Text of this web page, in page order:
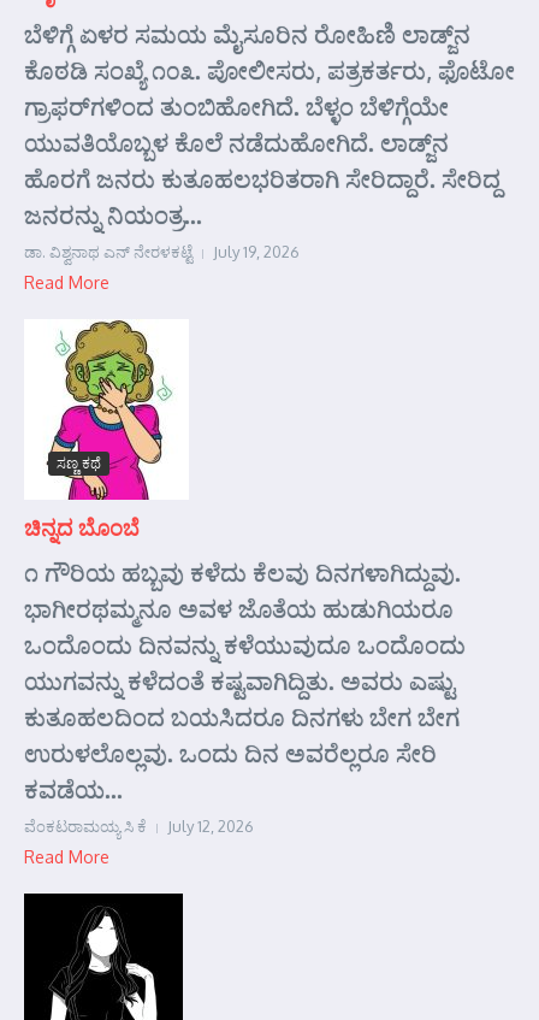
ಬೆಳಿಗ್ಗೆ ಏಳರ ಸಮಯ ಮೈಸೂರಿನ ರೋಹಿಣಿ ಲಾಡ್ಜ್‌ನ
ಕೊಠಡಿ ಸಂಖ್ಯೆ ೧೦೩. ಪೋಲೀಸರು, ಪತ್ರಕರ್ತರು, ಫೊಟೋ
ಗ್ರಾಫರ್‌ಗಳಿಂದ ತುಂಬಿಹೋಗಿದೆ. ಬೆಳ್ಳಂ ಬೆಳಿಗ್ಗೆಯೇ
ಯುವತಿಯೊಬ್ಬಳ ಕೊಲೆ ನಡೆದುಹೋಗಿದೆ. ಲಾಡ್ಜ್‌ನ
ಹೊರಗೆ ಜನರು ಕುತೂಹಲಭರಿತರಾಗಿ ಸೇರಿದ್ದಾರೆ. ಸೇರಿದ್ದ
ಜನರನ್ನು ನಿಯಂತ್ರ...
ಡಾ. ವಿಶ್ವನಾಥ ಎನ್ ನೇರಳಕಟ್ಟೆ July 19, 2026
Read More
ಸಣ್ಣ ಕಥೆ
ಚಿನ್ನದ ಬೊಂಬೆ
೧ ಗೌರಿಯ ಹಬ್ಬವು ಕಳೆದು ಕೆಲವು ದಿನಗಳಾಗಿದ್ದುವು.
ಭಾಗೀರಥಮ್ಮನೂ ಅವಳ ಜೊತೆಯ ಹುಡುಗಿಯರೂ
ಒಂದೊಂದು ದಿನವನ್ನು ಕಳೆಯುವುದೂ ಒಂದೊಂದು
ಯುಗವನ್ನು ಕಳೆದಂತೆ ಕಷ್ಟವಾಗಿದ್ದಿತು. ಅವರು ಎಷ್ಟು
ಕುತೂಹಲದಿಂದ ಬಯಸಿದರೂ ದಿನಗಳು ಬೇಗ ಬೇಗ
ಉರುಳಲೊಲ್ಲವು. ಒಂದು ದಿನ ಅವರೆಲ್ಲರೂ ಸೇರಿ
ಕವಡೆಯ...
ವೆಂಕಟರಾಮಯ್ಯ ಸಿ ಕೆ July 12, 2026
Read More